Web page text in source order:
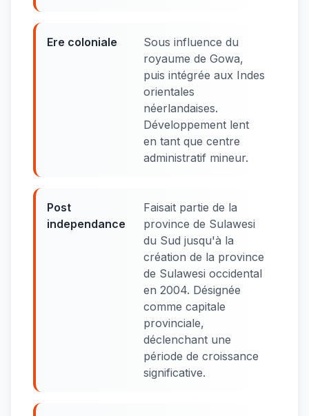
Ere coloniale
Sous influence du
royaume de Gowa,
puis intégrée aux Indes
orientales
néerlandaises.
Développement lent
en tant que centre
administratif mineur.
Post
independance
Faisait partie de la
province de Sulawesi
du Sud jusqu'à la
création de la province
de Sulawesi occidental
en 2004. Désignée
comme capitale
provinciale,
déclenchant une
période de croissance
significative.